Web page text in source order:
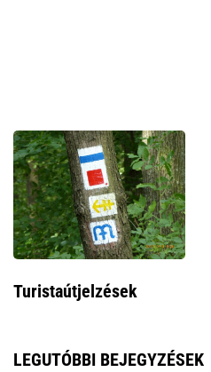
Turistaútjelzések
LEGUTÓBBI BEJEGYZÉSEK